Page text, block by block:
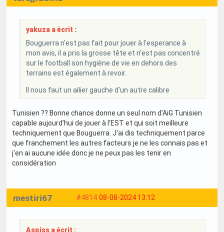
yakuza a écrit :
Bouguerra n'est pas fait pour jouer à l'esperance à
mon avis, il a pris la grosse tête et n'est pas concentré
sur le football son hygiène de vie en dehors des
terrains est également à revoir.
Il nous faut un ailier gauche d'un autre calibre
Tunisien ?? Bonne chance donne un seul nom d'AiG Tunisien
capable aujourd'hui de jouer à l'EST et qui soit meilleure
techniquement que Bouguerra. J'ai dis techniquement parce
que franchement les autres facteurs je ne les connais pas et
j'en ai aucune idée donc je ne peux pas les tenir en
considération
#4814 08-08-2024 13:12
mestiri67
Aspiss a écrit :